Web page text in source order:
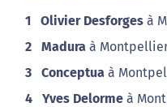
1 Olivier Desforges à
2 Madura à
3 Conceptua à
4 Yves Delorme à